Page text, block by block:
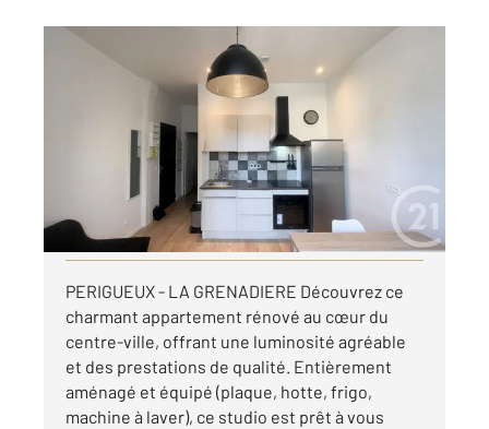
, 2 pièces
Appartement F2 à louer
555 €
par mois charges comprises
Visiter le site dédié
PERIGUEUX - LA GRENADIERE Découvrez ce
charmant appartement rénové au cœur du
centre-ville, offrant une luminosité agréable
et des prestations de qualité. Entièrement
aménagé et équipé (plaque, hotte, frigo,
machine à laver), ce studio est prêt à vous